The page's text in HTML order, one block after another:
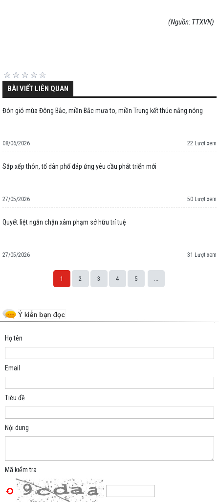
(Nguồn: TTXVN)
BÀI VIẾT LIÊN QUAN
Đón gió mùa Đông Bắc, miền Bắc mưa to, miền Trung kết thúc nắng nóng
08/06/2026 22 Lượt xem
Sắp xếp thôn, tổ dân phố đáp ứng yêu cầu phát triển mới
27/05/2026 50 Lượt xem
Quyết liệt ngăn chặn xâm phạm sở hữu trí tuệ
27/05/2026 31 Lượt xem
1 2 3 4 5 ...
Họ tên
Email
Tiêu đề
Nội dung
Mã kiểm tra